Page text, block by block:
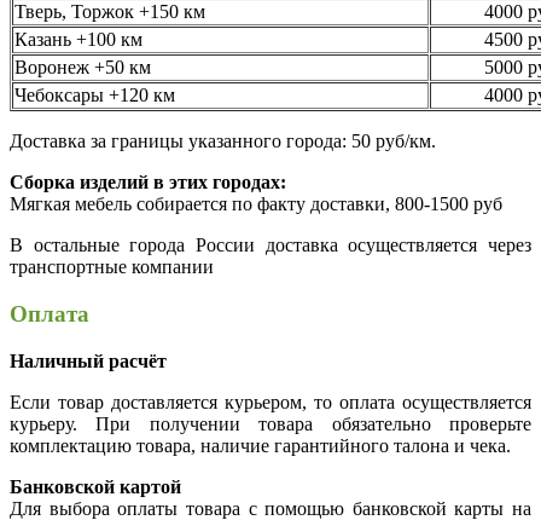
Тверь, Торжок +150 км
4000
Казань +100 км
4500
Воронеж +50 км
5000
Чебоксары +120 км
4000
Доставка за границы указанного города: 50 руб/км.
Сборка изделий в этих городах:
Мягкая мебель собирается по факту доставки, 800-1500 руб
В остальные города России доставка осуществляется через
транспортные компании
Оплата
Наличный расчёт
Если товар доставляется курьером, то оплата осуществляется
курьеру. При получении товара обязательно проверьте
комплектацию товара, наличие гарантийного талона и чека.
Банковской картой
Для выбора оплаты товара с помощью банковской карты на